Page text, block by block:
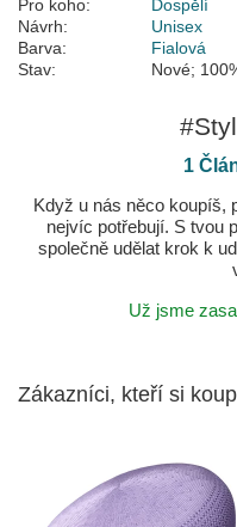
Pro koho:
Dospělí
Návrh:
Unisex
Barva:
Fialová
Stav:
Nové;
1
Když u nás něco koupíš,
nejvíc potřebují. S tvou
společně udělat krok k
Už jsme
Zákazníci, kteří si